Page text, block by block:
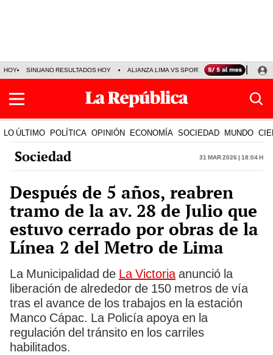
HOY SINUANO RESULTADOS HOY ALIANZA LIMA VS SPORT BOYS JORGE
LO ÚLTIMO POLÍTICA OPINIÓN ECONOMÍA SOCIEDAD MUNDO
Sociedad 31 Mar 2026 | 18:04 h
Después de 5 años, reabren
tramo de la av. 28 de Julio que
estuvo cerrado por obras de la
Línea 2 del Metro de Lima
La Municipalidad de La Victoriaanunció la
liberación de alrededor de 150 metros de vía
tras el avance de los trabajos en la estación
Manco Cápac. La Policía apoya en la
regulación del tránsito en los carriles
habilitados.